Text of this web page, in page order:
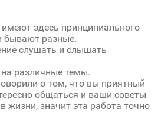
здесь принципиального
бывают разные.
слушать и слышать
различные темы.
о том, что вы приятный
общаться и ваши советы
жизни, значит эта работа точно